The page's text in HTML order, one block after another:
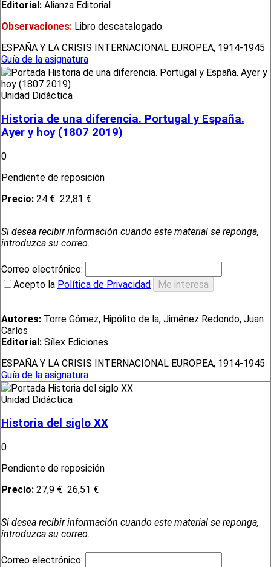
Editorial: Alianza Editorial
Observaciones: Libro descatalogado.
ESPAÑA Y LA CRISIS INTERNACIONAL EUROPEA, 1914-1945
Guía de la asignatura
Unidad Didáctica
Historia de una diferencia. Portugal y España.
Ayer y hoy (1807 2019)
0
Pendiente de reposición
Precio: 24 € 22,81 €
Si desea recibir información cuando este material se reponga,
introduzca su correo.
Correo electrónico:
Acepto la Política de Privacidad
Autores: Torre Gómez, Hipólito de la; Jiménez Redondo, Juan
Carlos
Editorial: Sílex Ediciones
ESPAÑA Y LA CRISIS INTERNACIONAL EUROPEA, 1914-1945
Guía de la asignatura
Unidad Didáctica
Historia del siglo XX
0
Pendiente de reposición
Precio: 27,9 € 26,51 €
Si desea recibir información cuando este material se reponga,
introduzca su correo.
Correo electrónico: